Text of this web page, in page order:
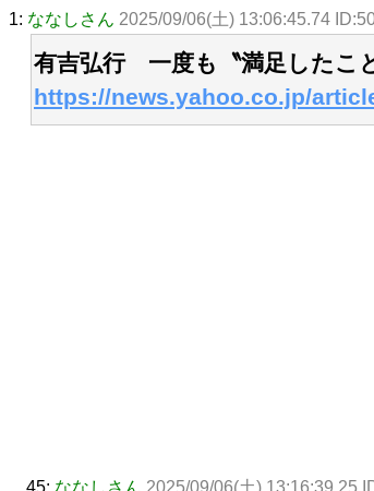
1: ななしさん 2025/09/06(土) 13:06:45.74
有吉弘行 一度も〝満足したこ
https://news.yahoo.co.jp/
45: ななしさん 2025/09/06(土) 13:16:39.25